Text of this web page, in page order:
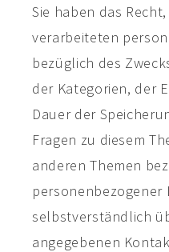
Sie haben das
verarbeiteten
bezüglich des
der Kategorien, der
Dauer der
Fragen zu diesem
anderen Themen
personenbezogener
selbstverständlich
angegebenen